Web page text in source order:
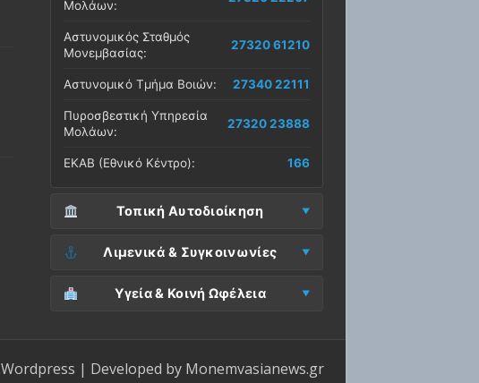
Μολάων:
Αστυνομικός Σταθμός
Μονεμβασίας:
27320 61210
Αστυνομικό Τμήμα Βοιών: 27340 22111
Πυροσβεστική Υπηρεσία
Μολάων:
27320 23888
ΕΚΑΒ (Εθνικό Κέντρο): 166
Τοπική Αυτοδιοίκηση
Δήμος Μονεμβασίας
(Έδρα):
27323 60500
Δ.Ε. Μονεμβασίας
27323 60019
ΚΕΠ Μονεμβασίας: 27323 60031
Λιμενικά & Συγκοινωνίες
Λιμεναρχείο
Μονεμβασίας:
27320 61266
ΚΤΕΛ Λακωνίας (Σταθμός
Μολάων):
27320 22209
Υγεία & Κοινή Ωφέλεια
Wordpress | Developed by Monemvasianews.gr